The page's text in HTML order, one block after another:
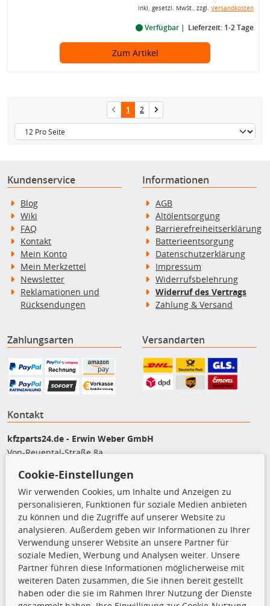
inkl. gesetzl. MwSt., zzgl. Versandkosten
Verfügbar Lieferzeit: 1-2 Tage
Zum Artikel
1 2
Kundenservice
Blog
Wiki
FAQ
Kontakt
Mein Konto
Mein Merkzettel
Newsletter
Reklamationen und
Rücksendungen
Informationen
AGB
Altölentsorgung
Barrierefreiheitserklärung
Batterieentsorgung
Datenschutzerklärung
Impressum
Widerrufsbelehrung
Widerruf des Vertrags
Zahlung & Versand
Zahlungsarten Versandarten
Kontakt
kfzparts24.de - Erwin Weber GmbH
Von-Reuental-Straße 8a
+49 (0) 8165 / 948 77 24
shop@kfzparts24.de
Top Produkte
Dachboxen
Dachgrundträger
Ersatzteile
Fahrradträger
Motoröle
Cookie-Einstellungen
Wir verwenden Cookies, um Inhalte und Anzeigen zu
personalisieren, Funktionen für soziale Medien anbieten
zu können und die Zugriffe auf unserer Website zu
analysieren. Außerdem geben wir Informationen zu Ihrer
Verwendung unserer Website an unsere Partner für
soziale Medien, Werbung und Analysen weiter. Unsere
Partner führen diese Informationen möglicherweise mit
weiteren Daten zusammen, die Sie ihnen bereit gestellt
haben oder die sie im Rahmen Ihrer Nutzung der Dienste